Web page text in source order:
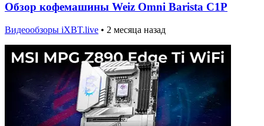
Обзор кофемашины Weiz Omni Barista C1P
Видеообзоры iXBT.live • 2 месяца назад